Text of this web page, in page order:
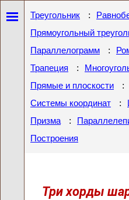
Треугольник :
Прямоугольный
Параллелограмм :
Трапеция :
Прямые и плоскости :
Системы координат :
Призма :
Построения
Три хорды